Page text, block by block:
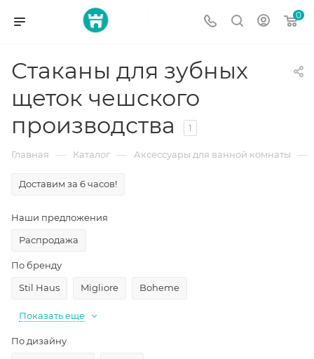
0
Стаканы для зубных
щеток чешского
производства
1
Главная — Каталог — Аксессуары для ванной комнаты —
Доставим за 6 часов!
Наши предложения
Распродажа
По бренду
Stil Haus
Migliore Boheme
Показать еще
По дизайну